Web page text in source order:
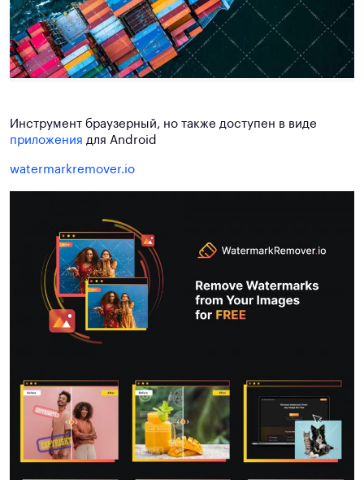
Инструмент браузерный, но также доступен в виде
приложения для Android
watermarkremover.io